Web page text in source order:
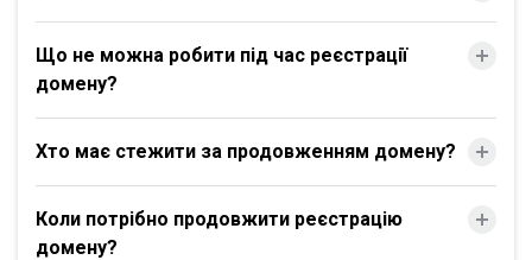
Що не можна робити під час реєстрації
домену?
Хто має стежити за продовженням домену?
Коли потрібно продовжити реєстрацію
домену?